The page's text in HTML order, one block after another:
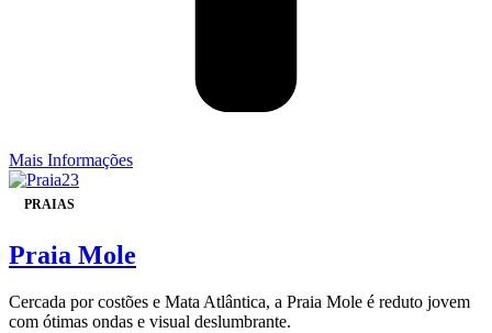
Mais Informações
PRAIAS
Praia Mole
Cercada por costões e Mata Atlântica, a Praia Mole é reduto jovem
com ótimas ondas e visual deslumbrante.